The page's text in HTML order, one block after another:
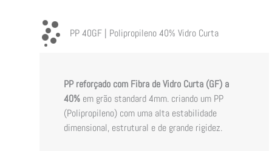
PP 40GF | Polipropileno 40% Vidro Curta
PP reforçado com Fibra de Vidro Curta (GF) a
40% em grão standard 4mm. criando um PP
(Polipropileno) com uma alta estabilidade
dimensional, estrutural e de grande rigidez.